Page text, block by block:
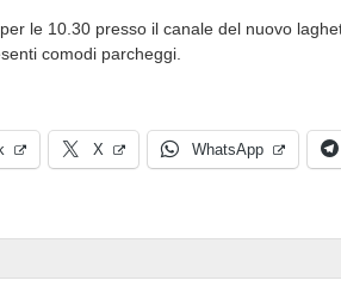
le 10.30 presso il canale del nuovo
comodi parcheggi.
X WhatsApp